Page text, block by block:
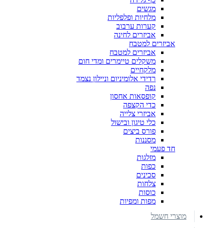
מגשים
מלחיות ופלפליות
קערות ערבוב
אביזרים לחינה
אביזרים למטבח
אביזרים למטבח
משקלים טיימרים ומדי חום
מלקחיים
רדידי אלומיניום וניילון נצמד
נפה
קופסאות אחסון
כדי הקצפה
אביזרי צלייה
כלי טיגון ובישול
פורס ביצים
מסננות
חד פעמי
מזלגות
כפות
סכינים
צלחות
כוסות
מפות ומפיות
מוצרי חשמל